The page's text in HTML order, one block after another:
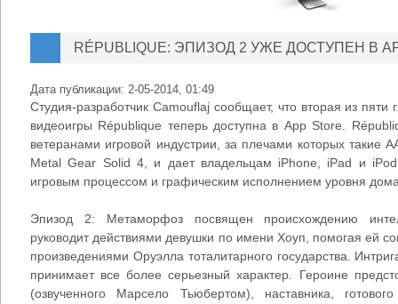
RÉPUBLIQUE: ЭПИЗОД 2 УЖЕ ДОСТУПЕН В
Дата публикации: 2-05-2014, 01:49
Студия-разработчик Camouflaj сообщает, что вторая из пяти
видеоигры République теперь доступна в App Store.
ветеранами игровой индустрии, за плечами которых такие
Metal Gear Solid 4, и дает владельцам iPhone, iPad и iPod
игровым процессом и графическим исполнением уровня
Эпизод 2: Метаморфоз посвящен происхождению
руководит действиями девушки по имени Хоуп, помогая ей
произведениями Оруэлла тоталитарного государства.
принимает все более серьезный характер. Героине
(озвученного Марсело Тьюбертом), наставника,